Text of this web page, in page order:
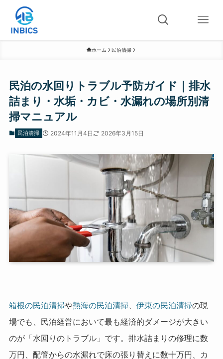
ホーム 民泊清掃
民泊の水回りトラブル予防ガイド｜排水
詰まり・水垢・カビ・水漏れの場所別清
掃マニュアル
民泊清掃 2024年11月4日 2026年3月15日
箱根の民泊清掃や熱海の民泊清掃、 伊東の民泊清掃の現
場でも、民泊経営において最も経済的ダメージが大きい
のが「水回りのトラブル」です。排水詰まりの修理に数
万円、配管からの水漏れで床の張り替えに数十万円、カ